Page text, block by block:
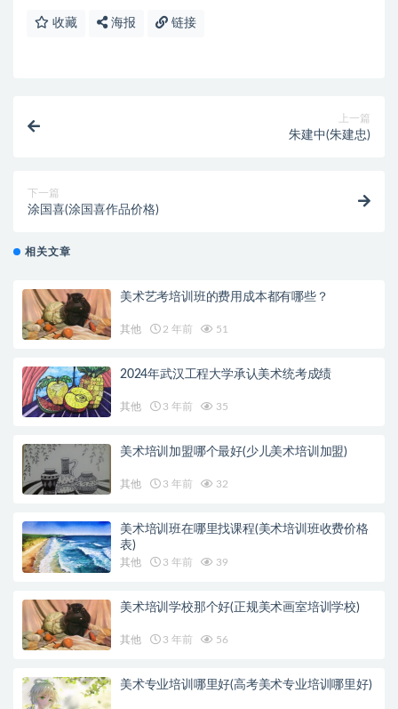
收藏 海报 链接
上一篇
朱建中(朱建忠)
下一篇
涂国喜(涂国喜作品价格)
相关文章
美术艺考培训班的费用成本都有哪些？
其他 2 年前 51
2024年武汉工程大学承认美术统考成绩
其他 3 年前 35
美术培训加盟哪个最好(少儿美术培训加盟)
其他 3 年前 32
美术培训班在哪里找课程(美术培训班收费价格
表)
其他 3 年前 39
美术培训学校那个好(正规美术画室培训学校)
其他 3 年前 56
美术专业培训哪里好(高考美术专业培训哪里好)